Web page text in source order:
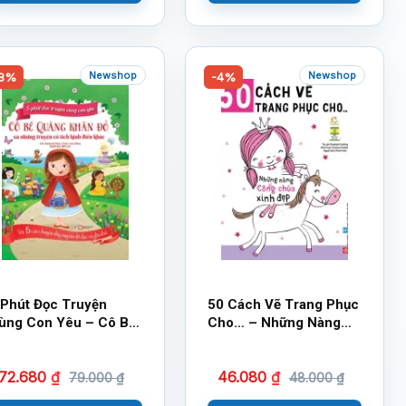
Newshop
Đọc Truyện
Con Yêu – Cô Bé
Điển Khác
72.680₫ 79.000₫
-4% Newshop
50 Cách Vẽ Trang Phục
Cho… – Những Nàng
46.080 ₫ 48.000₫